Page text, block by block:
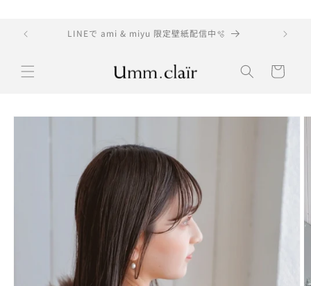
進む
LINEで ami & miyu 限定壁紙配信中🫧
ー
商品情